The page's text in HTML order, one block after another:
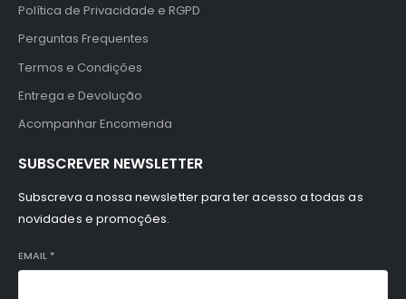
Política de Privacidade e RGPD
Perguntas Frequentes
Termos e Condições
Entrega e Devolução
Acompanhar Encomenda
SUBSCREVER NEWSLETTER
Subscreva a nossa newsletter para ter acesso a todas as
novidades e promoções.
EMAIL *